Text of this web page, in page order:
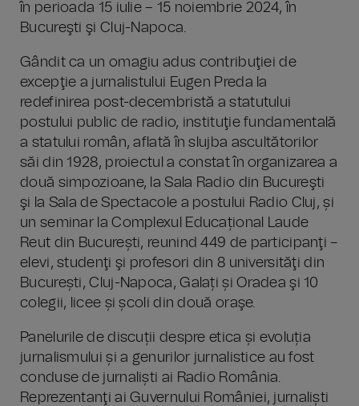
în perioada 15 iulie – 15 noiembrie 2024, în
Bucureşti şi Cluj-Napoca.
Gândit ca un omagiu adus contribuţiei de
excepţie a jurnalistului Eugen Preda la
redefinirea post-decembristă a statutului
postului public de radio, instituţie fundamentală
a statului român, aflată în slujba ascultătorilor
săi din 1928, proiectul a constat în organizarea a
două simpozioane, la Sala Radio din Bucureşti
şi la Sala de Spectacole a postului Radio Cluj, și
un seminar la Complexul Educațional Laude
Reut din București, reunind 449 de participanţi –
elevi, studenţi şi profesori din 8 universităţi din
București, Cluj-Napoca, Galați și Oradea şi 10
colegii, licee și școli din două oraşe.
Panelurile de discuții despre etica și evoluția
jurnalismului și a genurilor jurnalistice au fost
conduse de jurnaliști ai Radio România.
Reprezentanţi ai Guvernului României, jurnaliști